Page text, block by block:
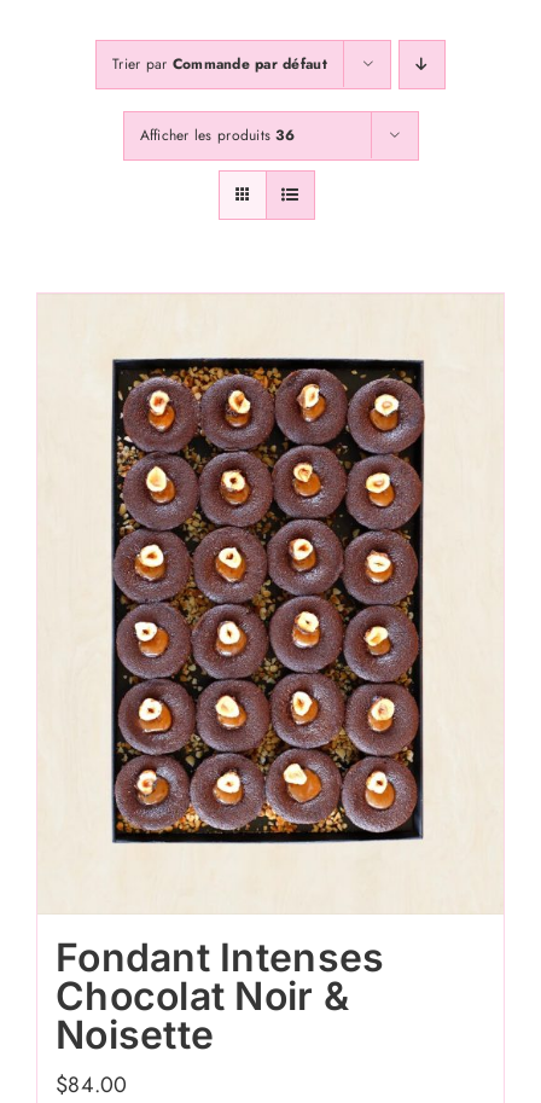
Abonnez Vous
Trier par Commande par défaut
Afficher les produits36
Fondant Intenses
Chocolat Noir &
Noisette
$84.00